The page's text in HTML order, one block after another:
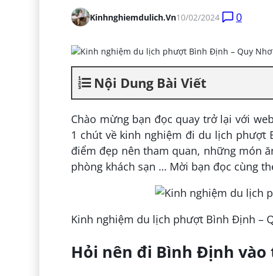
Kinhnghiemdulich.vn10/02/2024 0
Nội Dung Bài Viết
Chào mừng bạn đọc quay trở lại với
1 chút về kinh nghiệm đi du lịch phượt
điểm đẹp nên tham quan, những món
phòng khách sạn … Mời bạn đọc cùng
Kinh nghiệm du lịch phượt Bình Định –
Hỏi nên đi Bình Định